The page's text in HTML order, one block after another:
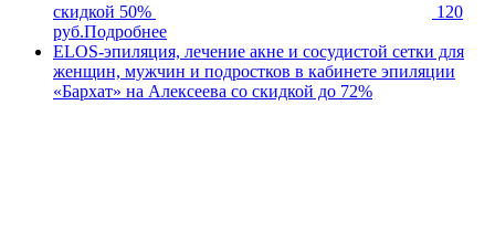
скидкой 50%
120
руб.Подробнее
ELOS-эпиляция, лечение акне и сосудистой сетки для
женщин, мужчин и подростков в кабинете эпиляции
«Бархат» на Алексеева со скидкой до 72%